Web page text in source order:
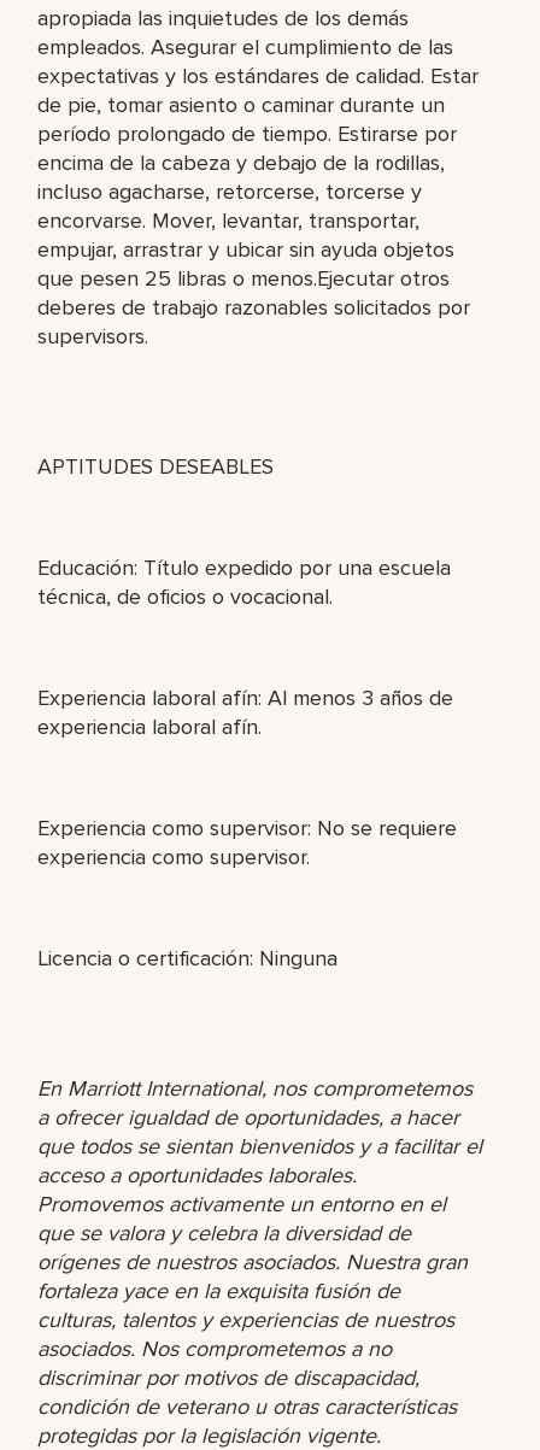
apropiada las inquietudes de los demás
empleados. Asegurar el cumplimiento de las
expectativas y los estándares de calidad. Estar
de pie, tomar asiento o caminar durante un
período prolongado de tiempo. Estirarse por
encima de la cabeza y debajo de la rodillas,
incluso agacharse, retorcerse, torcerse y
encorvarse. Mover, levantar, transportar,
empujar, arrastrar y ubicar sin ayuda objetos
que pesen 25 libras o menos.Ejecutar otros
deberes de trabajo razonables solicitados por
supervisors.
APTITUDES DESEABLES
Educación: Título expedido por una escuela
técnica, de oficios o vocacional.
Experiencia laboral afín: Al menos 3 años de
experiencia laboral afín.
Experiencia como supervisor: No se requiere
experiencia como supervisor.
Licencia o certificación: Ninguna
En Marriott International, nos comprometemos
a ofrecer igualdad de oportunidades, a hacer
que todos se sientan bienvenidos y a facilitar el
acceso a oportunidades laborales.
Promovemos activamente un entorno en el
que se valora y celebra la diversidad de
orígenes de nuestros asociados. Nuestra gran
fortaleza yace en la exquisita fusión de
culturas, talentos y experiencias de nuestros
asociados. Nos comprometemos a no
discriminar por motivos de discapacidad,
condición de veterano u otras características
protegidas por la legislación vigente.